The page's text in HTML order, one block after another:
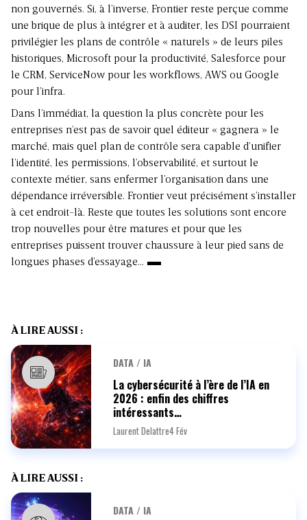
non gouvernés. Si, à l’inverse, Frontier reste perçue comme
une brique de plus à intégrer et à auditer, les DSI pourraient
privilégier les plans de contrôle « naturels » de leurs piles
historiques, Microsoft pour la productivité, Salesforce pour
le CRM, ServiceNow pour les workflows, AWS ou Google
pour l’infra.
Dans l’immédiat, la question la plus concrète pour les
entreprises n’est pas de savoir quel éditeur « gagnera » le
marché, mais quel plan de contrôle sera capable d’unifier
l’identité, les permissions, l’observabilité, et surtout le
contexte métier, sans enfermer l’organisation dans une
dépendance irréversible. Frontier veut précisément s’installer
à cet endroit-là. Reste que toutes les solutions sont encore
trop nouvelles pour être matures et pour que les
entreprises puissent trouver chaussure à leur pied sans de
longues phases d’essayage…
À LIRE AUSSI :
DATA / IA
La cybersécurité à l’ère de l’IA en
2026 : enfin des chiffres
intéressants…
Laurent Delattre4 Fév
À LIRE AUSSI :
DATA / IA